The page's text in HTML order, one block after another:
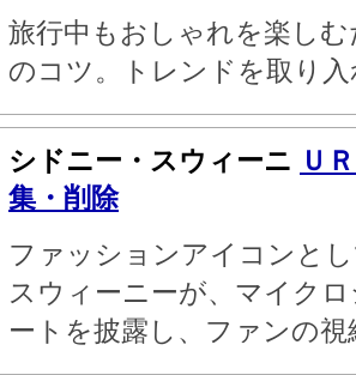
旅行中もおしゃれを楽し
のコツ。トレンドを取り
シドニー・スウィーニ Ｕ
集・削除
ファッションアイコンと
スウィーニーが、マイク
ートを披露し、ファンの